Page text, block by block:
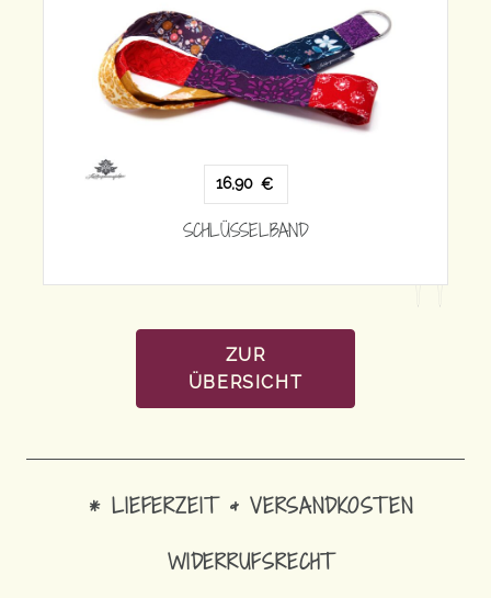
16,90
SCHLÜSSELBAND
ZUR
ÜBERSICHT
* LIEFERZEIT & VERSANDKOSTEN
WIDERRUFSRECHT